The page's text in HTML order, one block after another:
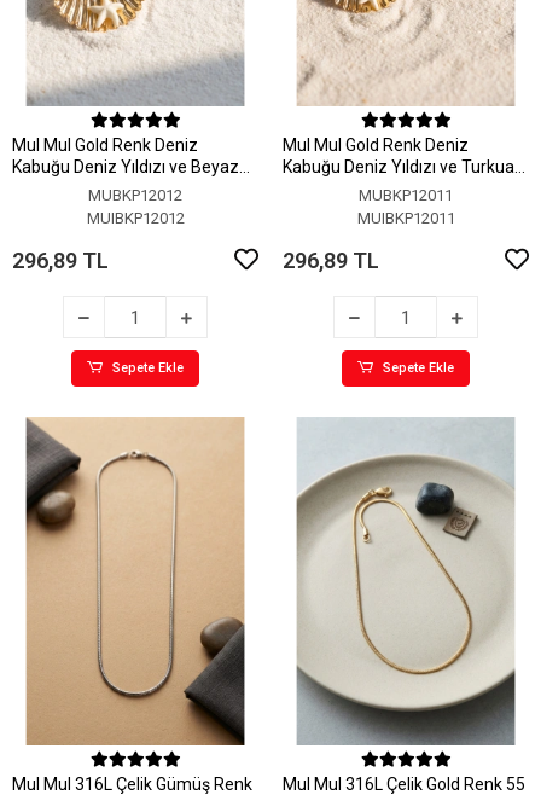
MuI MuI Gold Renk Deniz
Kabuğu Deniz Yıldızı ve Beyaz
Taş Detaylı KüpeMUBKP12012
MUIBKP12012
296,89 TL
Sepete Ekle
MuI MuI Gold Renk Deniz
Kabuğu Deniz Yıldızı ve Turkuaz
Taş Detaylı Küpe
MUBKP12011
MUIBKP12011
296,89 TL
Sepete Ekle
MuI MuI 316L Çelik Gümüş Renk
MuI MuI 316L Çelik Gold Renk 55